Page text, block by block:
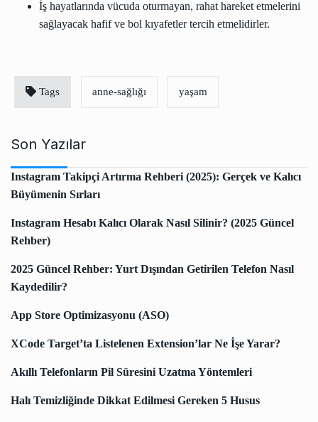
İş hayatlarında vücuda oturmayan, rahat hareket etmelerini
sağlayacak hafif ve bol kıyafetler tercih etmelidirler.
Tags anne-sağlığı yaşam
Son Yazılar
Instagram Takipçi Artırma Rehberi (2025): Gerçek ve Kalıcı
Büyümenin Sırları
Instagram Hesabı Kalıcı Olarak Nasıl Silinir? (2025 Güncel
Rehber)
2025 Güncel Rehber: Yurt Dışından Getirilen Telefon Nasıl
Kaydedilir?
App Store Optimizasyonu (ASO)
XCode Target’ta Listelenen Extension’lar Ne İşe Yarar?
Akıllı Telefonların Pil Süresini Uzatma Yöntemleri
Halı Temizliğinde Dikkat Edilmesi Gereken 5 Husus